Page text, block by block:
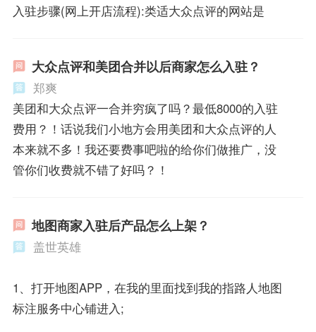
入驻步骤(网上开店流程):类适大众点评的网站是
大众点评和美团合并以后商家怎么入驻？
郑爽
美团和大众点评一合并穷疯了吗？最低8000的入驻
费用？！话说我们小地方会用美团和大众点评的人
本来就不多！我还要费事吧啦的给你们做推广，没
管你们收费就不错了好吗？！
地图商家入驻后产品怎么上架？
盖世英雄
1、打开地图APP，在我的里面找到我的指路人地图
标注服务中心铺进入;